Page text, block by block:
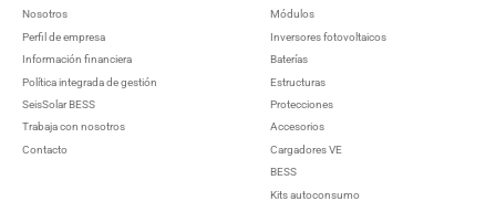
Nosotros
Perfil de empresa
Información financiera
Política integrada de gestión
SeisSolar BESS
Trabaja con nosotros
Contacto
Módulos
Inversores fotovoltaicos
Baterías
Estructuras
Protecciones
Accesorios
Cargadores VE
BESS
Kits autoconsumo